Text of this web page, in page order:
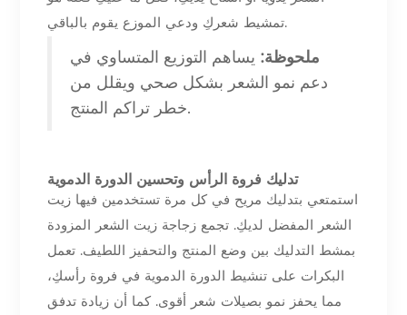
تمشيط شعركِ ودعي الموزع يقوم بالباقي.
ملحوظة: يساهم التوزيع المتساوي في
دعم نمو الشعر بشكل صحي ويقلل من
خطر تراكم المنتج.
تدليك فروة الرأس وتحسين الدورة الدموية
استمتعي بتدليك مريح في كل مرة تستخدمين فيها زيت
الشعر المفضل لديكِ. تجمع زجاجة زيت الشعر المزودة
بمشط التدليك بين وضع المنتج والتحفيز اللطيف. تعمل
البكرات على تنشيط الدورة الدموية في فروة رأسكِ،
مما يحفز نمو بصيلات شعر أقوى. كما أن زيادة تدفق